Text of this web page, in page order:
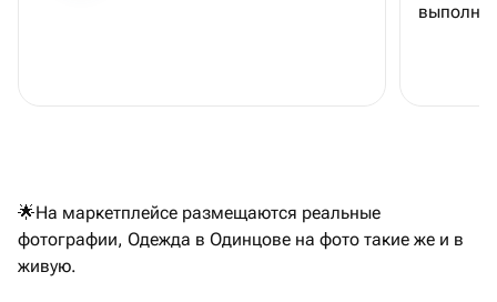
🌟На маркетплейсе размещаются реальные
фотографии, Одежда в Одинцове на фото такие же и в
живую.